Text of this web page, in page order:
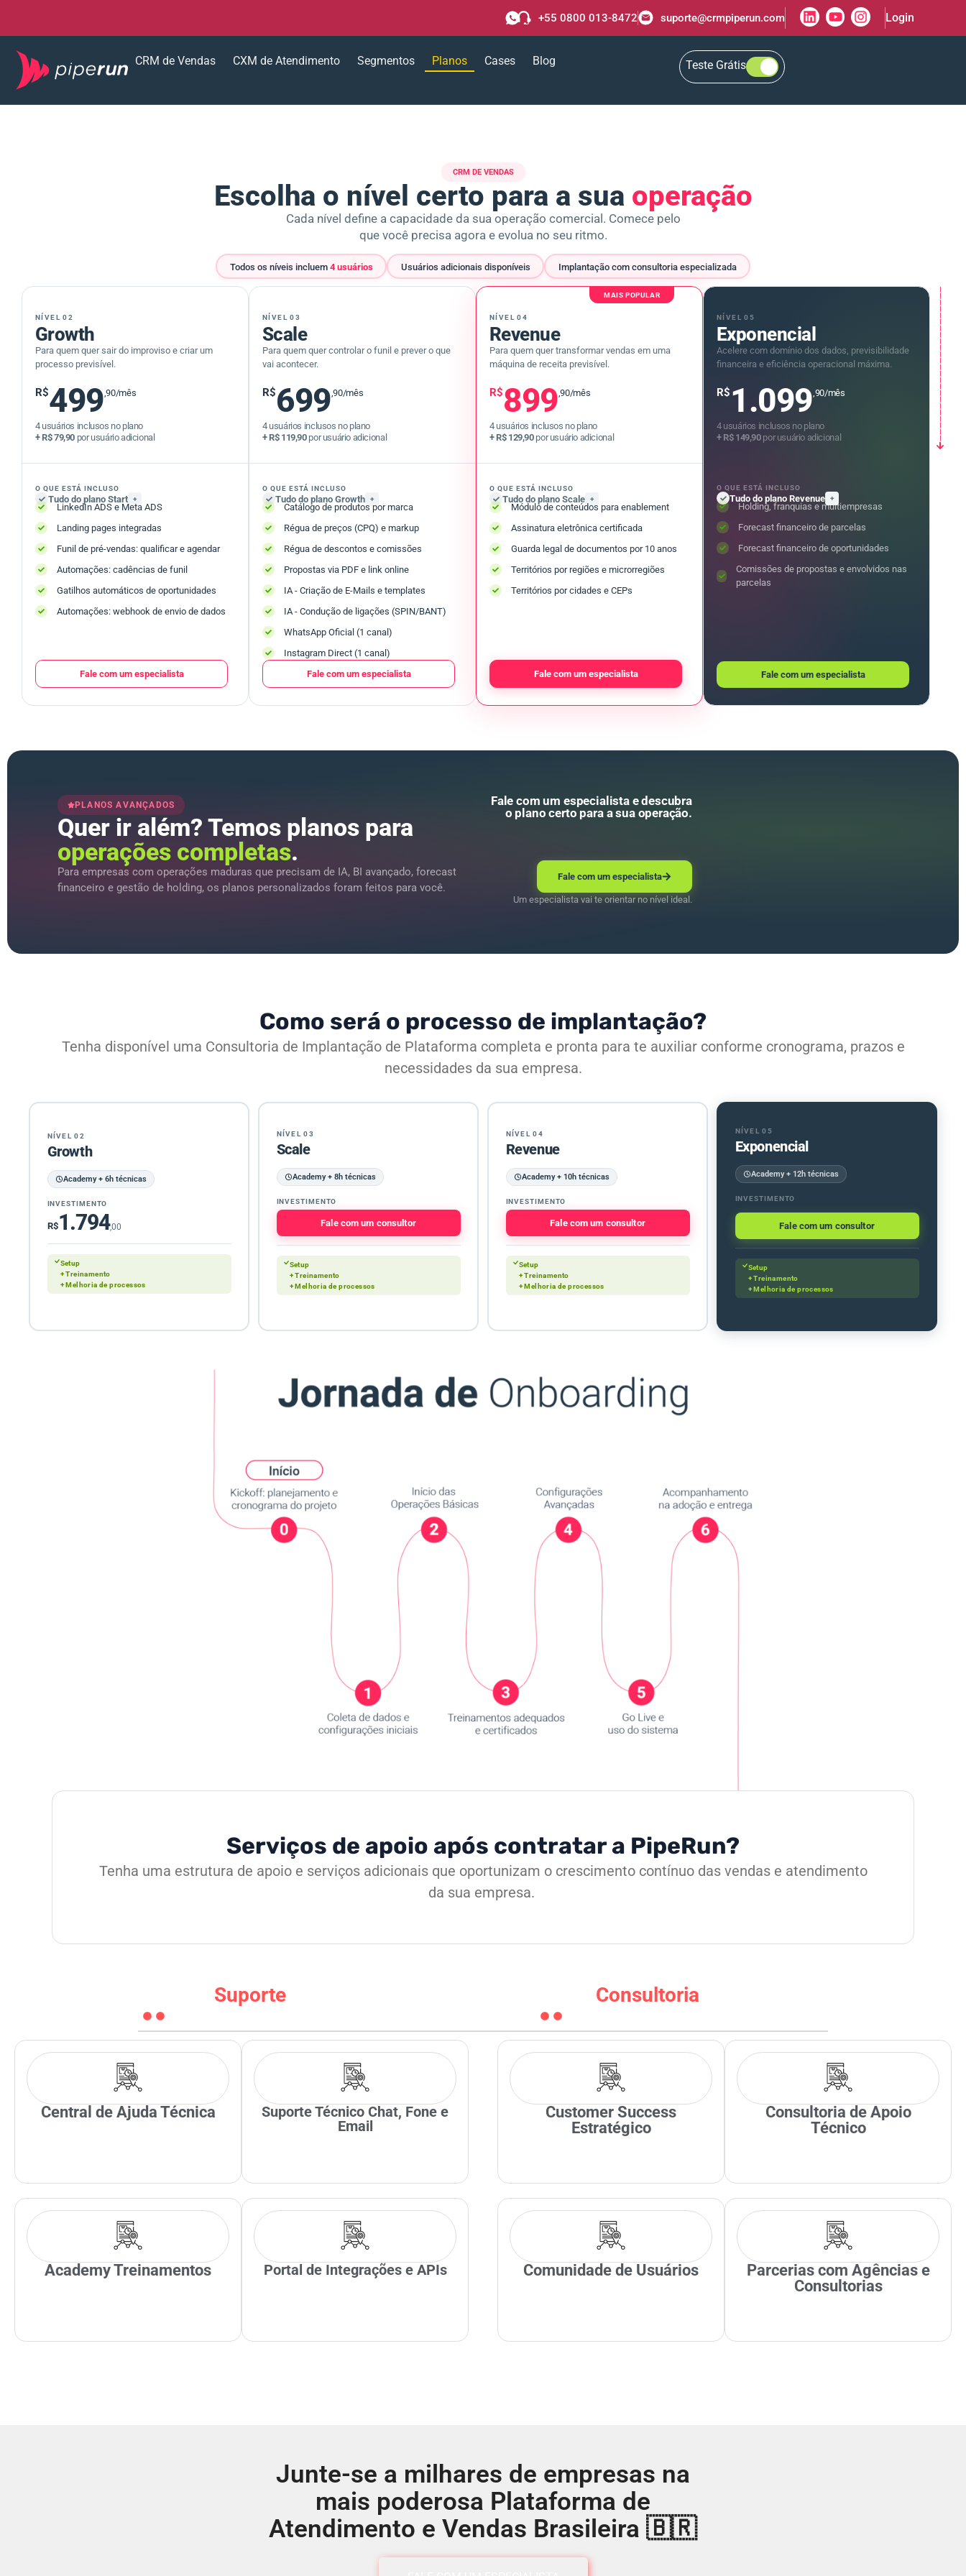
+55 0800 013-8472 suporte@crmpiperun.com Login
CRM de Vendas CXM de Atendimento Segmentos Planos Cases Blog Teste Grátis
CRM DE VENDAS
Escolha o nível certo para a sua operação
Cada nível define a capacidade da sua operação comercial. Comece pelo
que você precisa agora e evolua no seu ritmo.
Todos os níveis incluem 4 usuários Usuários adicionais disponíveis Implantação com consultoria especializada
NÍVEL 02
Growth
Para quem quer sair do improviso e criar um
processo previsível.
R$499,90/mês
4 usuários inclusos no plano
+ R$ 79,90 por usuário adicional
O QUE ESTÁ INCLUSO
Tudo do plano Start +
LinkedIn ADS e Meta ADS
Landing pages integradas
Funil de pré-vendas: qualificar e agendar
Automações: cadências de funil
Gatilhos automáticos de oportunidades
Automações: webhook de envio de dados
Fale com um especialista
NÍVEL 03
Scale
Para quem quer controlar o funil e prever o que
vai acontecer.
R$699,90/mês
4 usuários inclusos no plano
+ R$ 119,90por usuário adicional
O QUE ESTÁ INCLUSO
Tudo do plano Growth +
Catálogo de produtos por marca
Régua de preços (CPQ) e markup
Régua de descontos e comissões
Propostas via PDF e link online
IA - Criação de E-Mails e templates
IA - Condução de ligações (SPIN/BANT)
WhatsApp Oficial (1 canal)
Instagram Direct (1 canal)
Fale com um especialista
MAIS POPULAR
NÍVEL 04
Revenue
Para quem quer transformar vendas em uma
máquina de receita previsível.
R$899,90/mês
4 usuários inclusos no plano
+ R$ 129,90por usuário adicional
O QUE ESTÁ INCLUSO
Tudo do plano Scale +
Módulo de conteúdos para enablement
Assinatura eletrônica certificada
Guarda legal de documentos por 10 anos
Territórios por regiões e microrregiões
Territórios por cidades e CEPs
Fale com um especialista
NÍVEL 05
Exponencial
Acelere com domínio dos dados, previsibilidade
financeira e eficiência operacional máxima.
R$ 1.099,90/mês
4 usuários inclusos no plano
+ R$ 149,90 por usuário adicional
O QUE ESTÁ INCLUSO
Tudo do plano Revenue +
Holding, franquias e multiempresas
Forecast financeiro de parcelas
Forecast financeiro de oportunidades
Comissões de propostas e envolvidos nas
parcelas
Fale com um especialista
————————————————————————
PLANOS AVANÇADOS
Quer ir além? Temos planos para
operações completas.
Para empresas com operações maduras que precisam de IA, BI avançado, forecast
financeiro e gestão de holding, os planos personalizados foram feitos para você.
Fale com um especialista e descubra
o plano certo para a sua operação.
Fale com um especialista
Um especialista vai te orientar no nível ideal.
Como será o processo de implantação?
Tenha disponível uma Consultoria de Implantação de Plataforma completa e pronta para te auxiliar conforme cronograma, prazos e
necessidades da sua empresa.
NÍVEL 02
Growth
Academy + 6h técnicas
INVESTIMENTO
R$1.794,00
Setup
+ Treinamento
+ Melhoria de processos
NÍVEL 03
Scale
Academy + 8h técnicas
INVESTIMENTO
Fale com um consultor
Setup
+ Treinamento
+ Melhoria de processos
NÍVEL 04
Revenue
Academy + 10h técnicas
INVESTIMENTO
Fale com um consultor
Setup
+ Treinamento
+ Melhoria de processos
NÍVEL 05
Exponencial
Academy + 12h técnicas
INVESTIMENTO
Fale com um consultor
Setup
+ Treinamento
+ Melhoria de processos
Serviços de apoio após contratar a PipeRun?
Tenha uma estrutura de apoio e serviços adicionais que oportunizam o crescimento contínuo das vendas e atendimento
da sua empresa.
Suporte Consultoria
Central de Ajuda Técnica
Suporte Técnico Chat, Fone e
Email
Academy Treinamentos​​ Portal de Integrações e APIs​​
Customer Success
Estratégico
Consultoria de Apoio
Técnico
Comunidade de Usuários​
Parcerias com Agências e
Consultorias​
Junte-se a milhares de empresas na
mais poderosa Plataforma de
Atendimento e Vendas Brasileira 🇧🇷